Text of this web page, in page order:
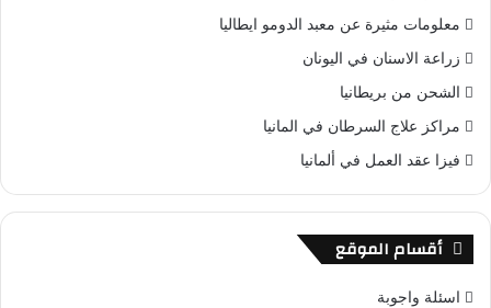
معلومات مثيرة عن معبد الدومو ايطاليا
زراعة الاسنان في اليونان
الشحن من بريطانيا
مراكز علاج السرطان في المانيا
فيزا عقد العمل في ألمانيا
أقسام الموقع
اسئلة واجوبة